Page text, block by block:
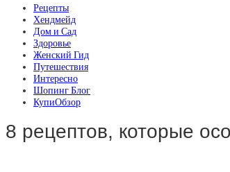
Рецепты
Хендмейд
Дом и Сад
Здоровье
Женский Гид
Путешествия
Интересно
Шопинг Блог
КупиОбзор
8 рецептов, которые